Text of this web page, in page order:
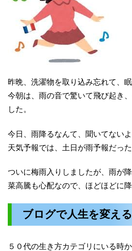
昨晩、洗濯物を取り込み忘れて、
今朝は、雨の音で驚いて飛び起き
した。
今日、雨降るなんて、聞いてないよ
天気予報では、土日が雨予報だっ
ついに梅雨入りしましたが、雨が
菜高騰も心配なので、ほどほどに降
ブログで人生を変える
５０代の生き方カテゴリにいる時